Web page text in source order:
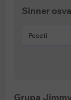
Sinner
Poseti
Grupa